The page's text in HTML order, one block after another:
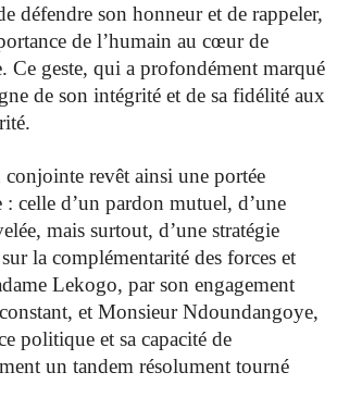
défendre son honneur et de rappeler,
de l’humain au cœur de
Ce geste, qui a profondément marqué
de son intégrité et de sa fidélité aux
revêt ainsi une portée
celle d’un pardon mutuel, d’une
mais surtout, d’une stratégie
la complémentarité des forces et
Lekogo, par son engagement
et Monsieur Ndoundangoye,
politique et sa capacité de
un tandem résolument tourné